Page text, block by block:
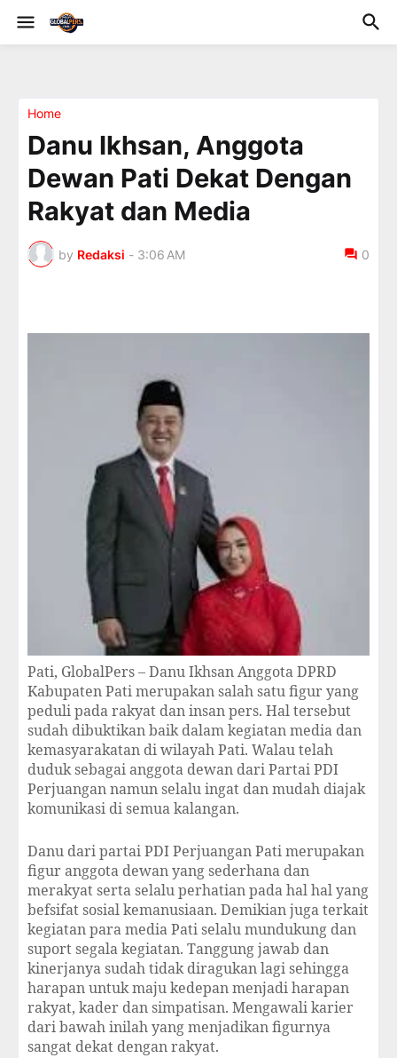
Home
Danu Ikhsan, Anggota
Dewan Pati Dekat Dengan
Rakyat dan Media
by Redaksi - 3:06 AM 0
Pati, GlobalPers – Danu Ikhsan Anggota DPRD
Kabupaten Pati merupakan salah satu figur yang
peduli pada rakyat dan insan pers. Hal tersebut
sudah dibuktikan baik dalam kegiatan media dan
kemasyarakatan di wilayah Pati. Walau telah
duduk sebagai anggota dewan dari Partai PDI
Perjuangan namun selalu ingat dan mudah diajak
komunikasi di semua kalangan.
Danu dari partai PDI Perjuangan Pati merupakan
figur anggota dewan yang sederhana dan
merakyat serta selalu perhatian pada hal hal yang
befsifat sosial kemanusiaan. Demikian juga terkait
kegiatan para media Pati selalu mundukung dan
suport segala kegiatan. Tanggung jawab dan
kinerjanya sudah tidak diragukan lagi sehingga
harapan untuk maju kedepan menjadi harapan
rakyat, kader dan simpatisan. Mengawali karier
dari bawah inilah yang menjadikan figurnya
sangat dekat dengan rakyat.